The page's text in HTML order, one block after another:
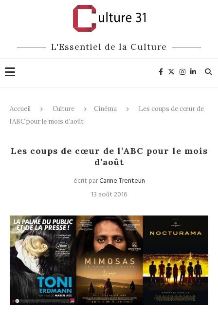
L'Essentiel de la Culture
Accueil Culture Cinéma
Les coups de cœur de
l’ABC pour le mois d’août
Les coups de cœur de l’ABC pour le mois
d’août
écrit parCarine Trenteun
13 août 2016